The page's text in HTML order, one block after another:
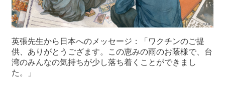
英張先生から日本へのメッセージ：「ワクチンのご提
供、ありがとうござます。この恵みの雨のお蔭様で、台
湾のみんなの気持ちが少し落ち着くことができまし
た。」